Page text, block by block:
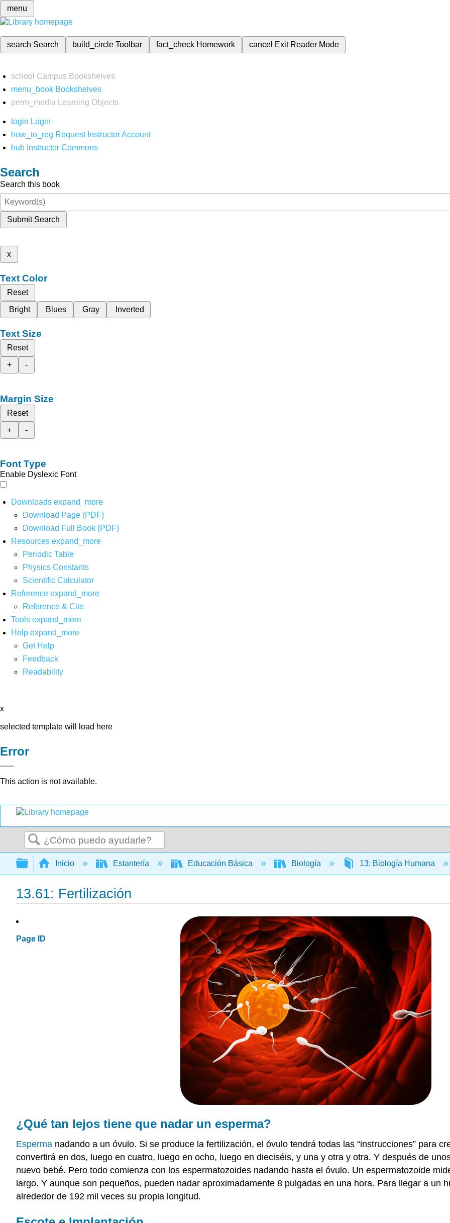
menu
search Search build_circleToolbar fact_check Homework cancel Exit Reader Mode
school Campus Bookshelves
menu_book Bookshelves
perm_media
Learning Objects
login Login
how_to_reg Request Instructor Account
hub Instructor Commons
Search
Search this book
Submit Search
x
Text Color
Reset
Bright
Blues Gray Inverted
Text Size
Reset
+
-
Margin Size
Reset
+
-
Font Type
Enable Dyslexic Font
Downloads expand_more
Download Page (PDF)
Download Full Book (PDF)
Resources expand_more
Periodic Table
Physics Constants
Scientific Calculator
Reference expand_more
Reference & Cite
Tools expand_more
Help expand_more
Get Help
Feedback
Readability
x
selected template will load here
Error
This action is not available.
Buscar
Expandir/contraer jerarquía global
Inicio Estantería Educación Básica Biología 13: Biología Humana
13.61: Fertilización
Page ID
¿Qué tan lejos tiene que nadar un esperma?
Esperma nadando a un óvulo. Si se produce la fertilización, el óvulo tendrá todas las “instrucciones” para
convertirá en dos, luego en cuatro, luego en ocho, luego en dieciséis, y una y otra y otra. Y después de
nuevo bebé. Pero todo comienza con los espermatozoides nadando hasta el óvulo. Un espermatozoide
largo. Y aunque son pequeños, pueden nadar aproximadamente 8 pulgadas en una hora. Para llegar a un
alrededor de 192 mil veces su propia longitud.